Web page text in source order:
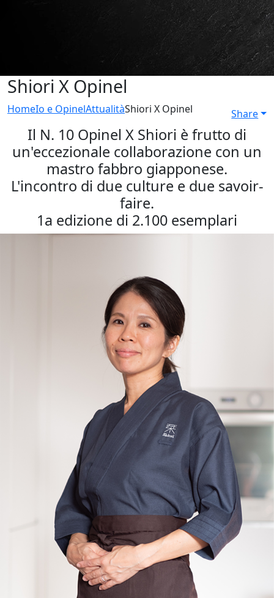
Shiori X Opinel
HomeIo e OpinelAttualitàShiori X Opinel Share
Il N. 10 Opinel X Shiori è frutto di
un'eccezionale collaborazione con un
mastro fabbro giapponese.
L'incontro di due culture e due savoir-
faire.
1a edizione di 2.100 esemplari